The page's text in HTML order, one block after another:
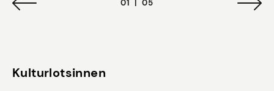
01 | 05
Kulturlotsinnen